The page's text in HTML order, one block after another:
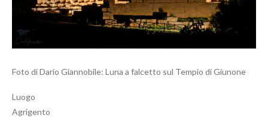
Foto di Dario Giannobile: Luna a falcetto sul Tempio di Giunone
Luogo
Agrigento